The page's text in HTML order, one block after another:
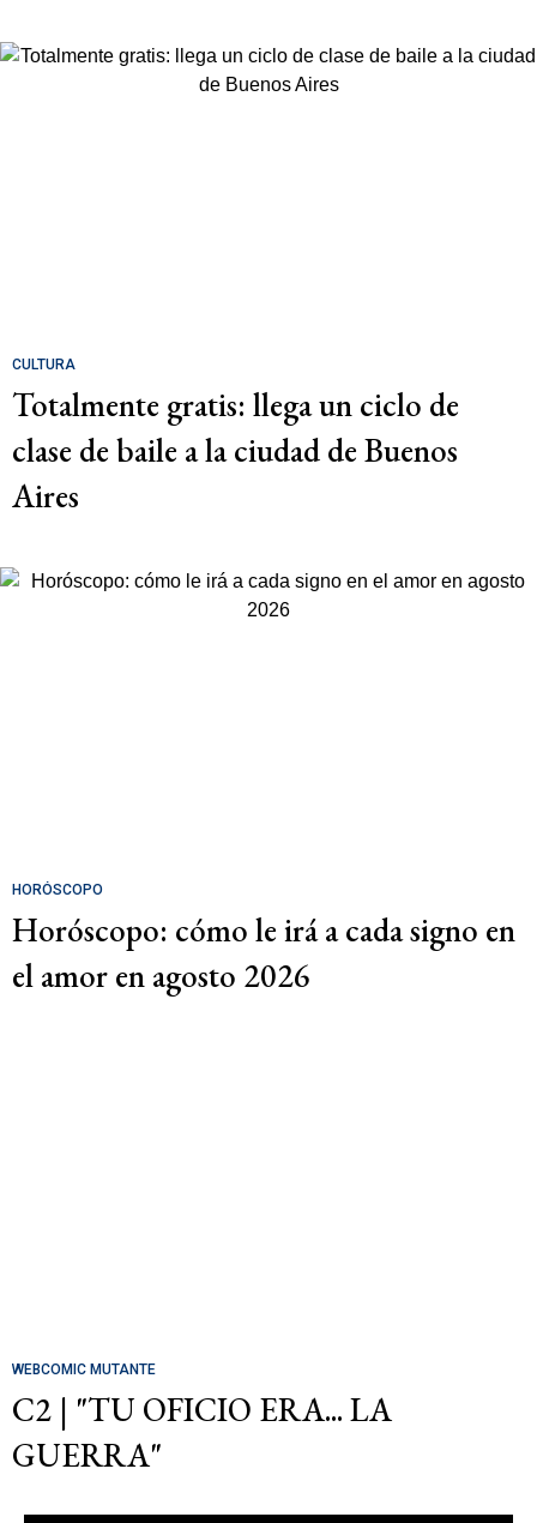
CULTURA
Totalmente gratis: llega un ciclo de
clase de baile a la ciudad de Buenos
Aires
HORÓSCOPO
Horóscopo: cómo le irá a cada signo en
el amor en agosto 2026
WEBCOMIC MUTANTE
C2 | "TU OFICIO ERA... LA
GUERRA"